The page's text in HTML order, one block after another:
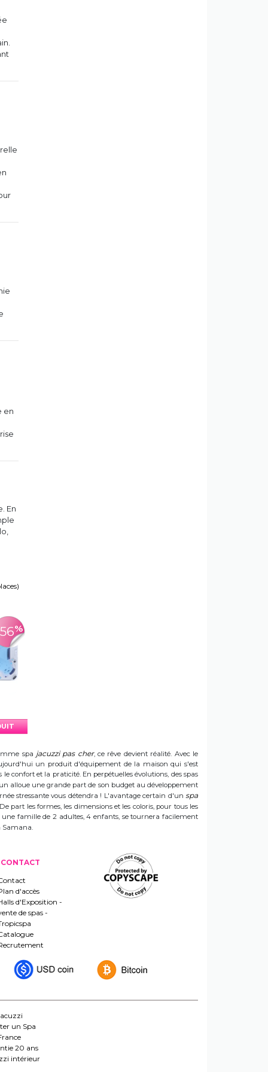
en
En
%
spa jacuzzi pas cher, ce rêve devient réalité. Avec le
un produit d'équipement de la maison qui s'est
confort et la praticité. En perpétuelles évolutions, des spas
alloue une grande part de son budget au développement
stressante vous détendra ! L'avantage certain d'un spa
part les formes, les dimensions et les coloris, pour tous les
une famille de 2 adultes, 4 enfants, se tournera facilement
Samana.
CONTACT
d'accès
d'Exposition -
de spas -
un Spa
20 ans
intérieur